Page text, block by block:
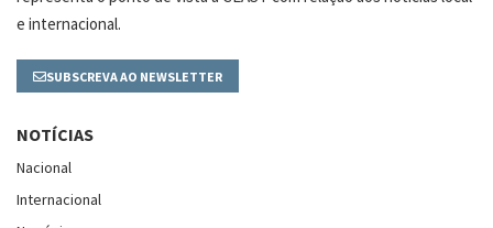
e internacional.
SUBSCREVA AO NEWSLETTER
NOTÍCIAS
Nacional
Internacional